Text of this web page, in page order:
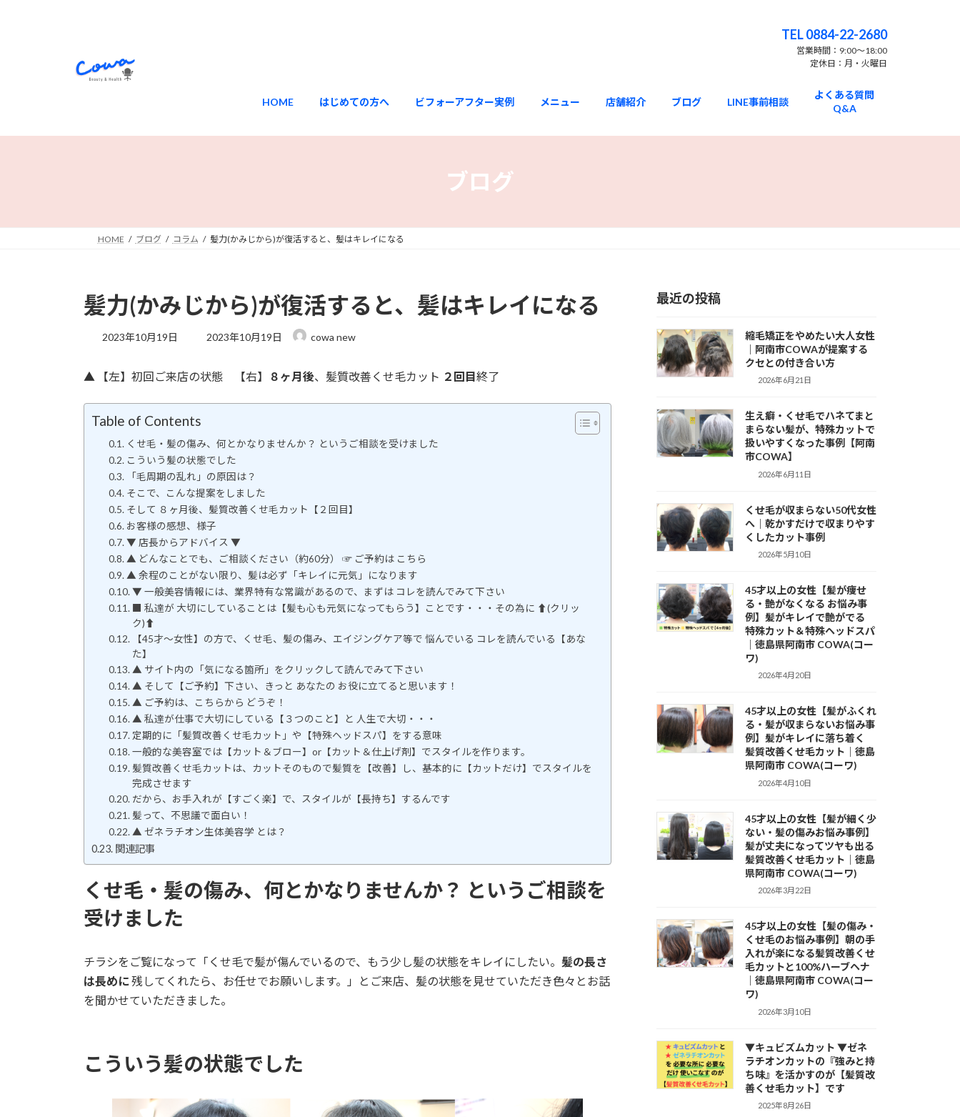
HOME はじめての方へ ビフォーアフター実例 メニュー 店舗紹介 ブログ LINE事前相談
よくある質問
Q&A
TEL 0884-22-2680
営業時間：9:00〜18:00
定休日：月・火曜日
ブログ
HOME ブログ コラム 髪力(かみじから)が復活すると、髪はキレイになる
髪力(かみじから)が復活すると、髪はキレイになる
2023年10月19日
最
新
時
2023年10月19日 cowa new
▲ 【左】初回ご来店の状態 【右】 ８ヶ月後、髪質改善くせ毛カット ２回目終了
Table of Contents
くせ毛・髪の傷み、何とかなりませんか？ というご相談を受けました
こういう髪の状態でした
「毛周期の乱れ」の原因は？
そこで、こんな提案をしました
そして ８ヶ月後、髪質改善くせ毛カット【２回目】
お客様の感想、様子
▼ 店長からアドバイス ▼
▲ どんなことでも、ご相談ください（約60分） ☞ ご予約は こちら
▲ 余程のことがない限り、髪は必ず「キレイに元気」になります
▼ 一般美容情報には、業界特有な常識があるので、まずは コレを読んでみて下さい
■ 私達が 大切にしていることは【髪も心も元気になってもらう】ことです・・・その為に ⬆(クリッ
ク)⬆
【45才〜女性】の方で、くせ毛、髪の傷み、エイジングケア等で 悩んでいる コレを読んでいる【あな
た】
▲ サイト内の「気になる箇所」をクリックして読んでみて下さい
▲ そして【ご予約】下さい、きっと あなたの お役に立てると思います！
▲ ご予約は、こちらから どうぞ！
▲ 私達が仕事で大切にしている【３つのこと】と 人生で大切・・・
定期的に「髪質改善くせ毛カット」や【特殊ヘッドスパ】をする意味
一般的な美容室では【カット＆ブロー】or【カット＆仕上げ剤】でスタイルを作ります。
髪質改善くせ毛カットは、カットそのもので髪質を【改善】し、基本的に【カットだけ】でスタイルを
完成させます
だから、お手入れが【すごく楽】で、スタイルが【長持ち】するんです
髪って、不思議で面白い！
▲ ゼネラチオン生体美容学 とは？
関連記事
くせ毛・髪の傷み、何とかなりませんか？ というご相談を
受けました
チラシをご覧になって「くせ毛で髪が傷んでいるので、もう少し髪の状態をキレイにしたい。 髪の長さ
は長めに 残してくれたら、お任せでお願いします。」とご来店、髪の状態を見せていただき色々とお話
を聞かせていただきました。
こういう髪の状態でした
最近の投稿
縮毛矯正をやめたい大人女性
｜阿南市COWAが提案する
クセとの付き合い方
2026年6月21日
生え癖・くせ毛でハネてまと
まらない髪が、特殊カットで
扱いやすくなった事例【阿南
市COWA】
2026年6月11日
くせ毛が収まらない50代女性
へ｜乾かすだけで収まりやす
くしたカット事例
2026年5月10日
45才以上の女性【髪が痩せ
る・艶がなくなる お悩み事
例】髪がキレイで艶がでる
特殊カット＆特殊ヘッドスパ
｜徳島県阿南市 COWA(コー
ワ)
2026年4月20日
45才以上の女性【髪がふくれ
る・髪が収まらないお悩み事
例】髪がキレイに落ち着く
髪質改善くせ毛カット｜徳島
県阿南市 COWA(コーワ)
2026年4月10日
45才以上の女性【髪が細く少
ない・髪の傷みお悩み事例】
髪が丈夫になってツヤも出る
髪質改善くせ毛カット｜徳島
県阿南市 COWA(コーワ)
2026年3月22日
45才以上の女性【髪の傷み・
くせ毛のお悩み事例】朝の手
入れが楽になる髪質改善くせ
毛カットと100%ハーブヘナ
｜徳島県阿南市 COWA(コー
ワ)
2026年3月10日
▼キュビズムカット ▼ゼネ
ラチオンカットの『強みと持
ち味』を活かすのが【髪質改
善くせ毛カット】です
2025年8月26日